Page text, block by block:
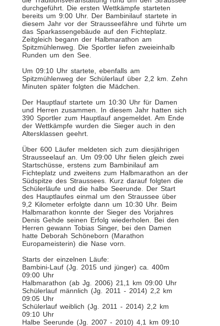
durchgeführt. Die ersten Wettkämpfe starteten
bereits um 9:00 Uhr. Der Bambinilauf startete in
diesem Jahr vor der Strausseefähre und führte um
das Sparkassengebäude auf den Fichteplatz.
Zeitgleich begann der Halbmarathon am
Spitzmühlenweg. Die Sportler liefen zweieinhalb
Runden um den See.
Um 09:10 Uhr startete, ebenfalls am
Spitzmühlenweg der Schülerlauf über 2,2 km. Zehn
Minuten später folgten die Mädchen.
Der Hauptlauf startete um 10:30 Uhr für Damen
und Herren zusammen. In diesem Jahr hatten sich
390 Sportler zum Hauptlauf angemeldet. Am Ende
der Wettkämpfe wurden die Sieger auch in den
Altersklassen geehrt.
Über 600 Läufer meldeten sich zum diesjährigen
Strausseelauf an. Um 09:00 Uhr fielen gleich zwei
Startschüsse, erstens zum Bambinilauf am
Fichteplatz und zweitens zum Halbmarathon an der
Südspitze des Straussees. Kurz darauf folgten die
Schülerläufe und die halbe Seerunde. Der Start
des Hauptlaufes einmal um den Straussee über
9,2 Kilometer erfolgte dann um 10:30 Uhr. Beim
Halbmarathon konnte der Sieger des Vorjahres
Denis Gehde seinen Erfolg wiederholen. Bei den
Herren gewann Tobias Singer, bei den Damen
hatte Deborah Schöneborn (Marathon
Europameisterin) die Nase vorn.
Starts der einzelnen Läufe:
Bambini-Lauf (Jg. 2015 und jünger) ca. 400m
09:00 Uhr
Halbmarathon (ab Jg. 2006) 21,1 km 09:00 Uhr
Schülerlauf männlich (Jg. 2011 - 2014) 2,2 km
09:05 Uhr
Schülerlauf weiblich (Jg. 2011 - 2014) 2,2 km
09:10 Uhr
Halbe Seerunde (Jg. 2007 - 2010) 4,1 km 09:10